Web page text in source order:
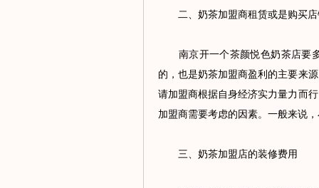
二、奶茶加盟商租赁或是购买店
南京开一个茶颜悦色奶茶店要多
的，也是奶茶加盟商盈利的主要来
请加盟商根据自身经济实力量力而
加盟商需要考虑的因素。一般来说
三、奶茶加盟店的装修费用